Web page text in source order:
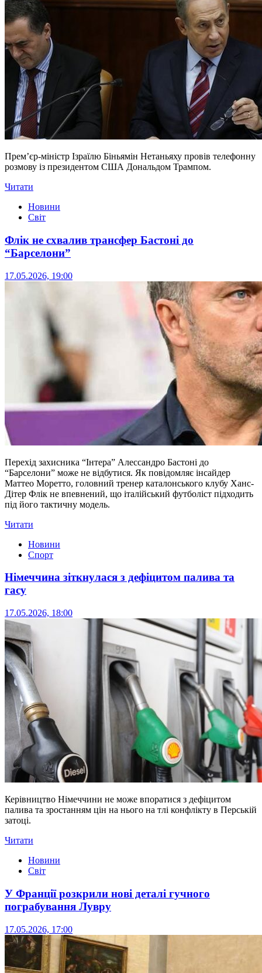
Прем’єр-міністр Ізраїлю Біньямін Нетаньяху провів телефонну
розмову із президентом США Дональдом Трампом.
Читати
Новини
Світ
Флік не схвалив трансфер Бастоні до
“Барселони”
17.05.2026, 19:00
Перехід захисника “Інтера” Алессандро Бастоні до
“Барселони” може не відбутися. Як повідомляє інсайдер
Маттео Моретто, головний тренер каталонського клубу Ханс-
Дітер Флік не впевнений, що італійський футболіст підходить
під його тактичну модель.
Читати
Новини
Спорт
Німеччина зіткнулася з дефіцитом палива та
гасу
17.05.2026, 18:00
Керівництво Німеччини не може впоратися з дефіцитом
палива та зростанням цін на нього на тлі конфлікту в Перській
затоці.
Читати
Новини
Світ
У Франції розкрили нові деталі гучного
пограбування Лувру
17.05.2026, 17:00